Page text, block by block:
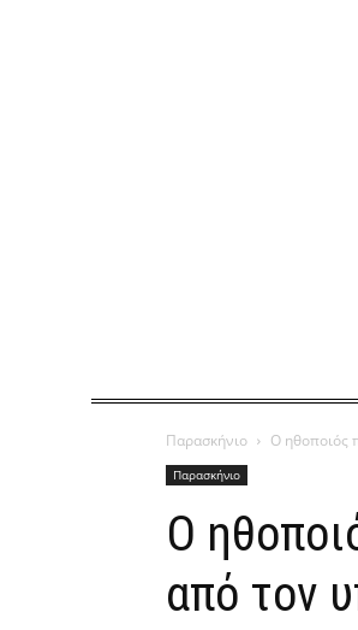
Παρασκήνιο O ηθοποιός
Παρασκήνιο
O
από τον